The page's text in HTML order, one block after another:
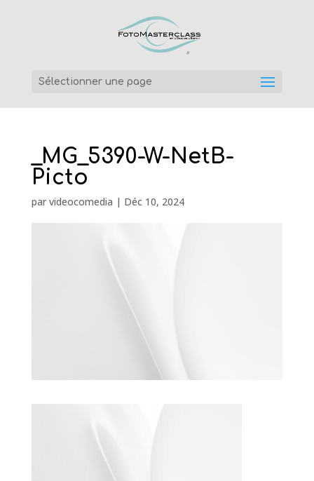
Sélectionner une page
_MG_5390-W-NetB-
Picto
par videocomedia | Déc 10, 2024